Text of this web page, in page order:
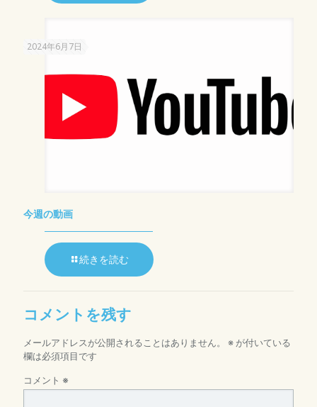
2024年6月7日
今週の動画
続きを読む
コメントを残す
メールアドレスが公開されることはありません。 ※ が付いている
欄は必須項目です
コメント ※